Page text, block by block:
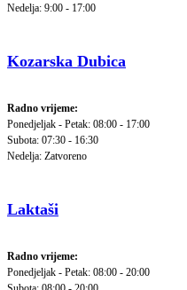
Nedelja: 9:00 - 17:00
Kozarska Dubica
Radno vrijeme:
Ponedjeljak - Petak: 08:00 - 17:00
Subota: 07:30 - 16:30
Nedelja: Zatvoreno
Laktaši
Radno vrijeme:
Ponedjeljak - Petak: 08:00 - 20:00